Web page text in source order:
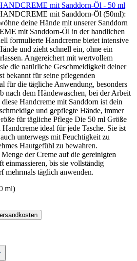
mit Sanddorn-Öl - 50 ml
mit Sanddorn-Öl (50ml):
deine Hände mit unserer Sanddorn
mit Sanddorn-Öl in der handlichen
formulierte Handcreme bietet intensive
und zieht schnell ein, ohne ein
Angereichert mit wertvollem
die natürliche Geschmeidigkeit deiner
bekannt für seine pflegenden
für die tägliche Anwendung, besonders
nach dem Händewaschen, bei der Arbeit
Handcreme mit Sanddorn ist dein
und gepflegte Hände, immer
für tägliche Pflege Die 50 ml Größe
ideal für jede Tasche. Sie ist
unterwegs mit Feuchtigkeit zu
Hautgefühl zu bewahren.
der Creme auf die gereinigten
einmassieren, bis sie vollständig
mehrmals täglich anwenden.
ml)